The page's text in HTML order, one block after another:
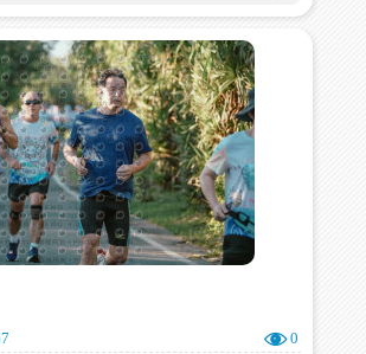
0